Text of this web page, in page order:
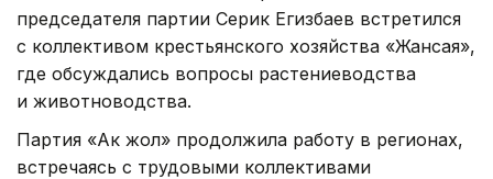
председателя партии Серик Егизбаев встретился
с коллективом крестьянского хозяйства «Жансая»,
где обсуждались вопросы растениеводства
и животноводства.
Партия «Ак жол» продолжила работу в регионах,
встречаясь с трудовыми коллективами